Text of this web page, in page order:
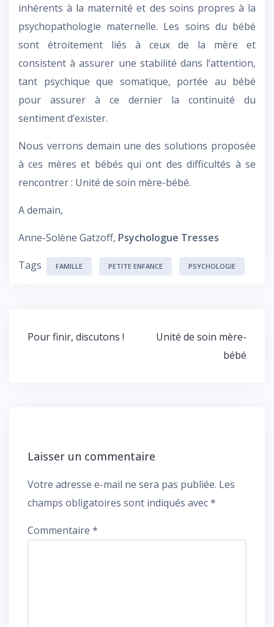
inhérents à la maternité et des soins propres à la
psychopathologie maternelle. Les soins du bébé
sont étroitement liés à ceux de la mère et
consistent à assurer une stabilité dans l’attention,
tant psychique que somatique, portée au bébé
pour assurer à ce dernier la continuité du
sentiment d’exister.
Nous verrons demain une des solutions proposée
à ces mères et bébés qui ont des difficultés à se
rencontrer : Unité de soin mère-bébé.
A demain,
Anne-Solène Gatzoff, Psychologue Tresses
Tags FAMILLE PETITE ENFANCE PSYCHOLOGIE
Navigation
Pour finir, discutons !
Unité de soin mère-
bébé
Laisser un commentaire
Votre adresse e-mail ne sera pas publiée. Les
champs obligatoires sont indiqués avec*
Commentaire *